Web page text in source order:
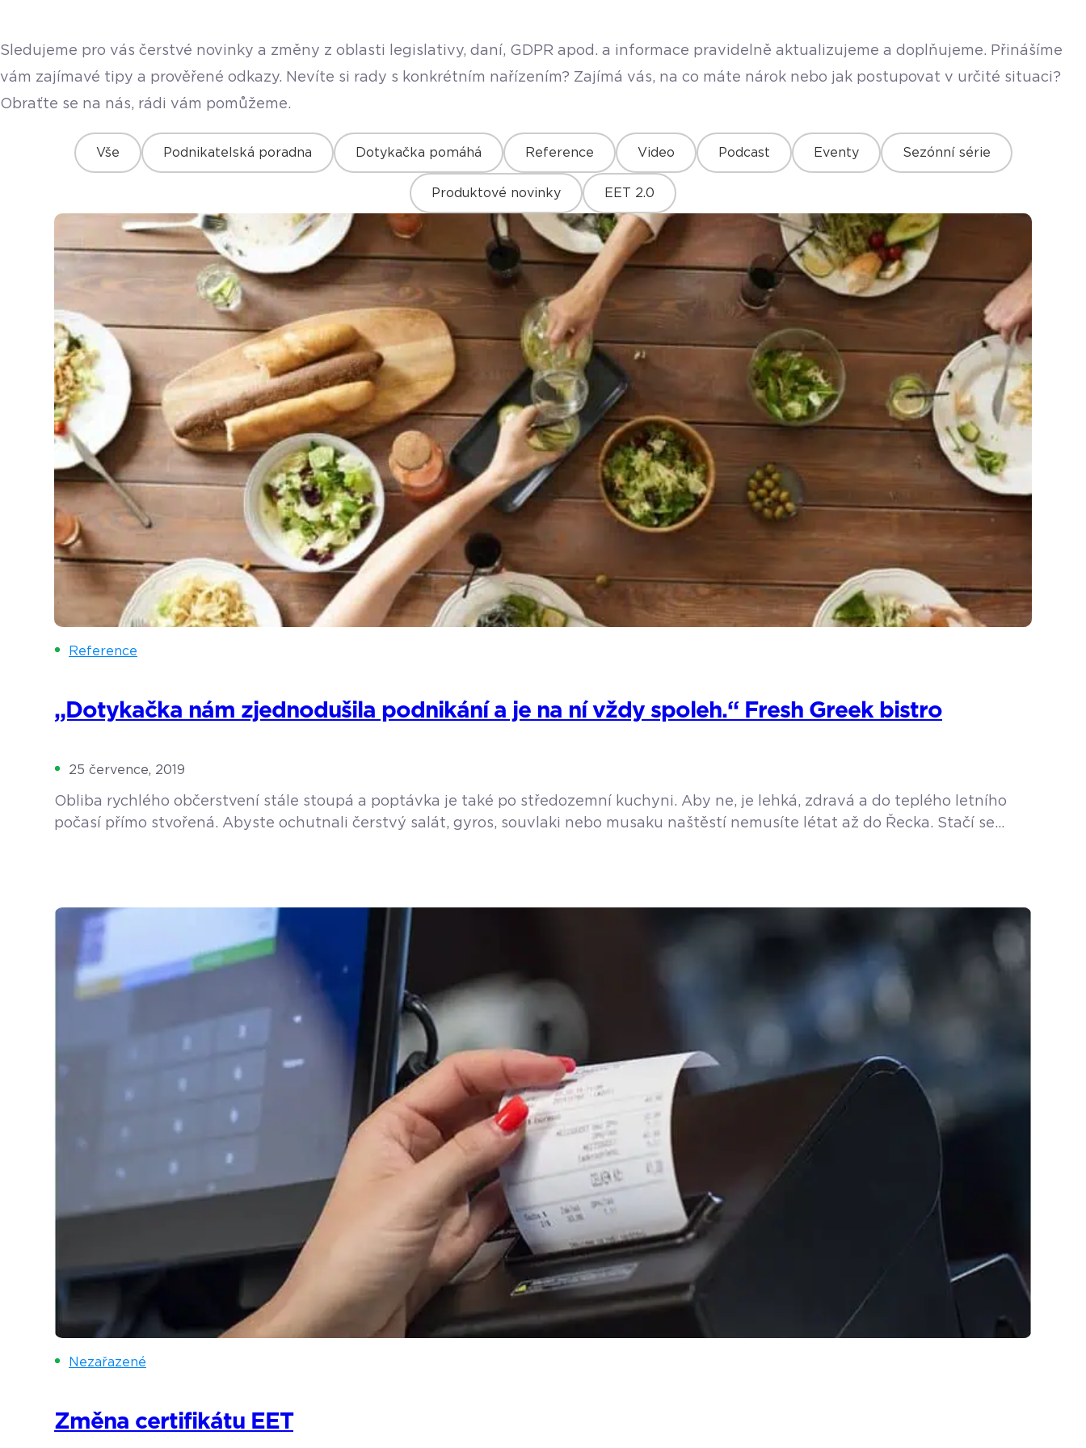
Sledujeme pro vás čerstvé novinky a změny z oblasti legislativy, daní, GDPR apod. a informace pravidelně aktualizujeme a doplňujeme. Přinášíme
vám zajímavé tipy a prověřené odkazy. Nevíte si rady s konkrétním nařízením? Zajímá vás, na co máte nárok nebo jak postupovat v určité situaci?
Obraťte se na nás, rádi vám pomůžeme.
Vše Podnikatelská poradna Dotykačka pomáhá Reference Video Podcast Eventy Sezónní série
Produktové novinky EET 2.0
Reference
„Dotykačka nám zjednodušila podnikání a je na ní vždy spoleh.“ Fresh Greek bistro
25 července, 2019
Obliba rychlého občerstvení stále stoupá a poptávka je také po středozemní kuchyni. Aby ne, je lehká, zdravá a do teplého letního
počasí přímo stvořená. Abyste ochutnali čerstvý salát, gyros, souvlaki nebo musaku naštěstí nemusíte létat až do Řecka. Stačí se
Nezařazené
Změna certifikátu EET